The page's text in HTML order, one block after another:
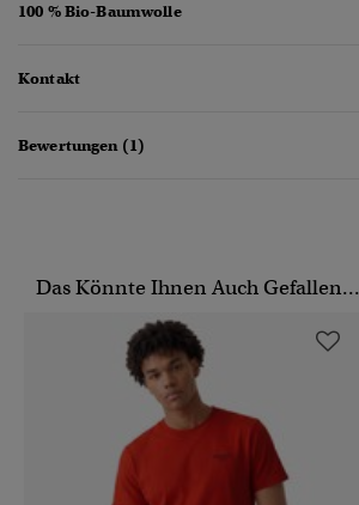
100 % Bio-Baumwolle
Kontakt
Bewertungen (1)
Das Könnte Ihnen Auch Gefallen...